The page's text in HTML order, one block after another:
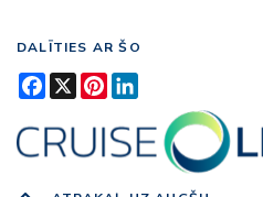
DALĪTIES AR ŠO
Facebook
X Pinterest